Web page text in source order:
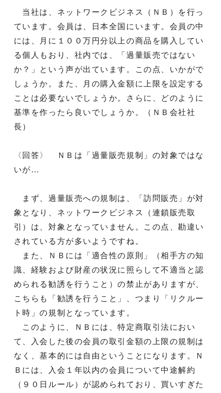
当社は、ネットワークビジネス（ＮＢ）を行っ
ています。会員は、日本全国にいます。会員の中
には、月に１００万円分以上の商品を購入してい
る個人もおり、社内では、「過量販売ではない
か？」という声が出ています。この点、いかがで
しょうか。また、月の購入金額に上限を設定する
ことは必要ないでしょうか。さらに、どのように
基準を作ったら良いでしょうか。（ＮＢ会社社
長）
〈回答〉 ＮＢは「過量販売規制」の対象ではな
いが…
まず、過量販売への規制は、「訪問販売」が対
象となり、ネットワークビジネス（連鎖販売取
引）は、対象となっていません。この点、勘違い
されている方が多いようですね。
また、ＮＢには「適合性の原則」（相手方の知
識、経験および財産の状況に照らして不適当と認
められる勧誘を行うこと）の禁止がありますが、
こちらも「勧誘を行うこと」、つまり「リクルー
ト時」の規制となっています。
このように、ＮＢには、特定商取引法におい
て、入会した後の会員の取引金額の上限の規制は
なく、基本的には自由ということになります。Ｎ
Ｂには、入会１年以内の会員について中途解約
（９０日ルール）が認められており、買いすぎた